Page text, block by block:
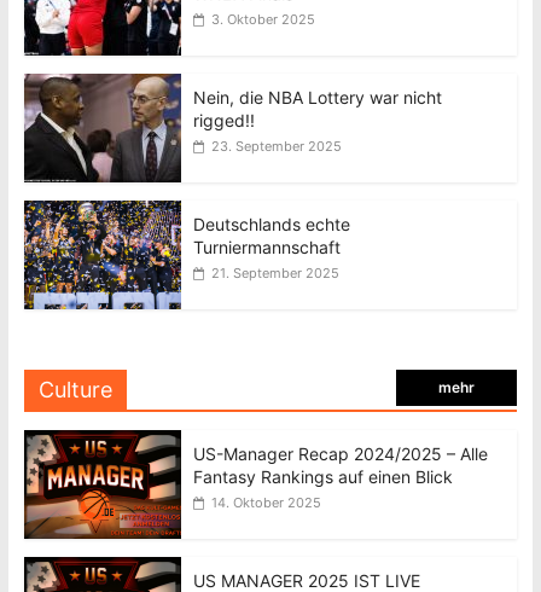
3. Oktober 2025
Nein, die NBA Lottery war nicht
rigged!!
23. September 2025
Deutschlands echte
Turniermannschaft
21. September 2025
Culture mehr
US-Manager Recap 2024/2025 – Alle
Fantasy Rankings auf einen Blick
14. Oktober 2025
US MANAGER 2025 IST LIVE